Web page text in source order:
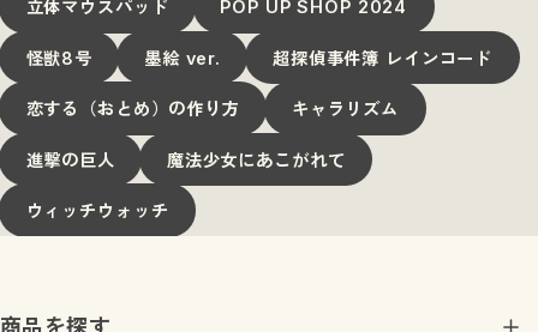
立体マウスパッド POP UP SHOP 2024
怪獣8号 墨絵 ver. 超探偵事件簿 レインコード
恋する（おとめ）の作り方 キャラリズム
進撃の巨人 魔法少女にあこがれて
ウィッチウォッチ
商品を探す